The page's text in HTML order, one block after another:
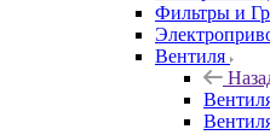
Фильтры и
Вентиля